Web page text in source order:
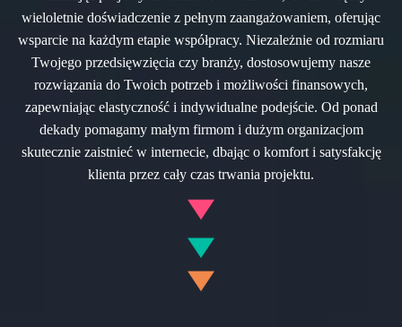
wieloletnie doświadczenie z pełnym zaangażowaniem, oferując
wsparcie na każdym etapie współpracy. Niezależnie od rozmiaru
Twojego przedsięwzięcia czy branży, dostosowujemy nasze
rozwiązania do Twoich potrzeb i możliwości finansowych,
zapewniając elastyczność i indywidualne podejście. Od ponad
dekady pomagamy małym firmom i dużym organizacjom
skutecznie zaistnieć w internecie, dbając o komfort i satysfakcję
klienta przez cały czas trwania projektu.